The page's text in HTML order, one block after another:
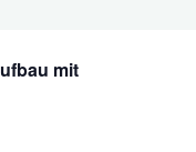
mit